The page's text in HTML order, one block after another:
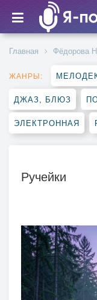
Главная Фёдорова
ЖАНРЫ:
ДЖАЗ, БЛЮЗ
ЭЛЕКТРОННАЯ
Ручейки